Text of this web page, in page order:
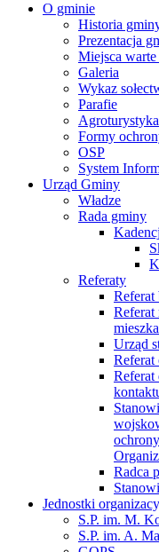
O gminie
Historia
Prezentacja
Miejsca warte
Galeria
Wykaz
Parafie
Agroturystyka
Formy
OSP
System
Urząd Gminy
Władze
Rada gminy
Referaty
Referat
Referat
Urząd
Referat
Radca
Jednostki
S.P. im. M.
S.P. im. A.